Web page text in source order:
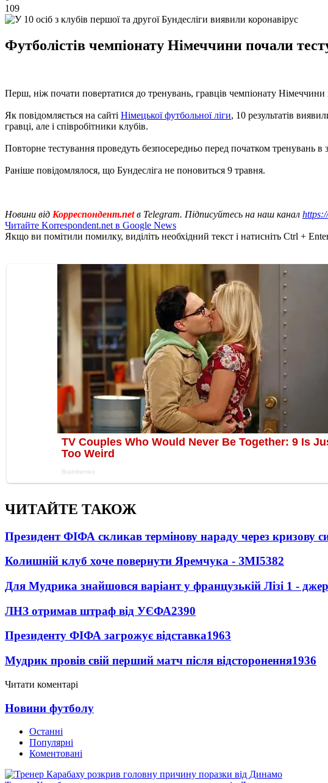
109
Футболістів чемпіонату Німеччини почали
Перш, ніж почати повертатися до тренувань, гравців чемпіонату
Як повідомляється на сайті Німецької футбольної ліги, 10 результатів
гравці, але і співробітники клубів.
Повторне тестування проведуть безпосередньо перед початком тренувань в
Раніше повідомлялося, що Бундесліга не поновиться 9 травня.
Новини від Корреспондент.netв Telegram. Підписуйтесь на наш канал
Читайте Korrespondent.net в Google News
Якщо ви помітили помилку, виділіть необхідний текст і натисніть Ctrl +
ЧИТАЙТЕ ТАКОЖ
Президент ФІФА скликав термінову нараду через кризову
Колишній клуб хоче повернути Яремчука - ЗМІ5382
Для Мудрика знайшовся варіант у французькій Лізі 1 -
ЛНЗ отримав штраф від УЄФА2390
Президенту ФІФА загрожує відставка1963
Мудрик провів свій перший матч після відсторонення1936
Читати коментарі
Новини футболу
Останні
Популярні
Коментовані